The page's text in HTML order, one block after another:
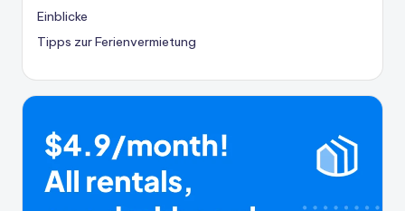
Einblicke
Tipps zur Ferienvermietung